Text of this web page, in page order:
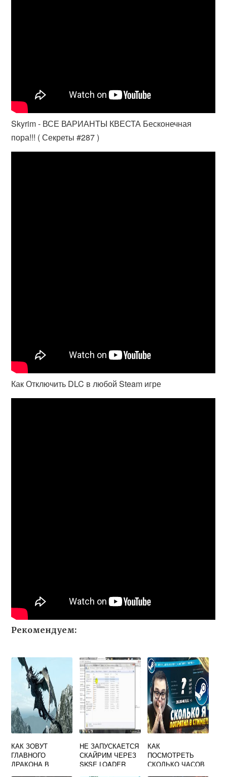
Skyrim - ВСЕ ВАРИАНТЫ КВЕСТА Бесконечная
пора!!! ( Секреты #287 )
Как Отключить DLC в любой Steam игре
Рекомендуем:
КАК ЗОВУТ
ГЛАВНОГО
ДРАКОНА В
НЕ ЗАПУСКАЕТСЯ
СКАЙРИМ ЧЕРЕЗ
SKSE LOADER
КАК
ПОСМОТРЕТЬ
СКОЛЬКО ЧАСОВ